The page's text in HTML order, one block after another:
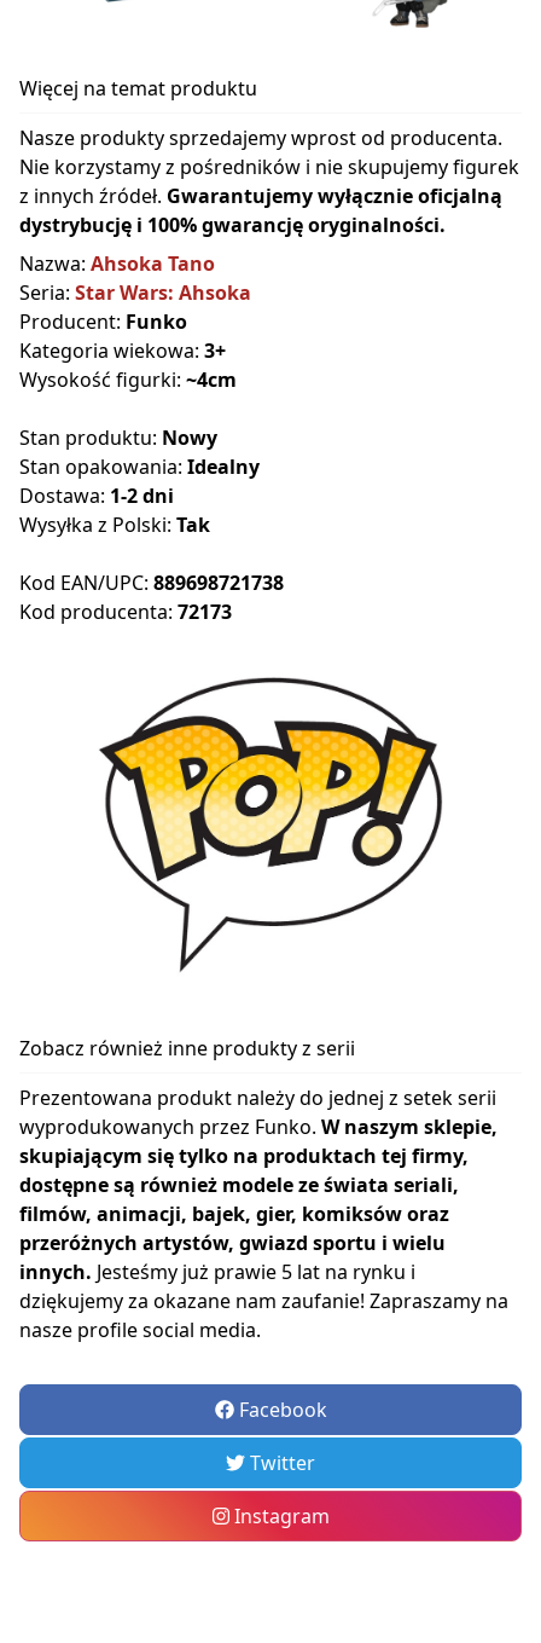
Więcej na temat produktu
Nasze produkty sprzedajemy wprost od producenta.
Nie korzystamy z pośredników i nie skupujemy figurek
z innych źródeł. Gwarantujemy wyłącznie oficjalną
dystrybucję i 100% gwarancję oryginalności.
Nazwa: Ahsoka Tano
Seria: Star Wars: Ahsoka
Producent: Funko
Kategoria wiekowa: 3+
Wysokość figurki: ~4cm
Stan produktu: Nowy
Stan opakowania: Idealny
Dostawa: 1-2 dni
Wysyłka z Polski: Tak
Kod EAN/UPC: 889698721738
Kod producenta: 72173
Zobacz również inne produkty z serii
Prezentowana produkt należy do jednej z setek serii
wyprodukowanych przez Funko. W naszym sklepie,
skupiającym się tylko na produktach tej firmy,
dostępne są również modele ze świata seriali,
filmów, animacji, bajek, gier, komiksów oraz
przeróżnych artystów, gwiazd sportu i wielu
innych. Jesteśmy już prawie 5 lat na rynku i
dziękujemy za okazane nam zaufanie! Zapraszamy na
nasze profile social media.
Facebook
Twitter
Instagram